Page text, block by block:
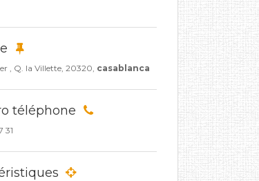
, Q. la Villette, 20320, casablanca
téléphone
31